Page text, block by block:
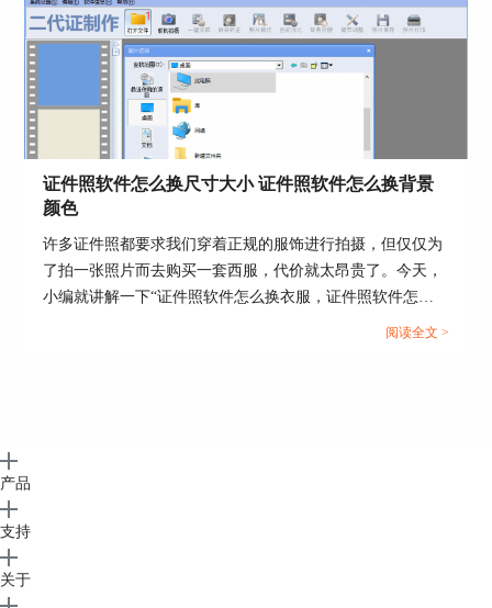
图3：证照之星 XE
下面为大家演示一下如何使用证照之星 XE软件来
对结婚证件照进行p图处理。
首先，在证照之星 XE打开我们的证件照片，可以
看到人物脸上高光比较明显，同时整体色彩及亮度
偏暗，选择“细节处理”中的“去除皮肤高光”，打开
调整界面。
证件照软件怎么换尺寸大小 证件照软件怎么换背景
颜色
许多证件照都要求我们穿着正规的服饰进行拍摄，但仅仅为
了拍一张照片而去购买一套西服，代价就太昂贵了。今天，
小编就讲解一下“证件照软件怎么换衣服，证件照软件怎么
换底色”这两个问题，并向大家演示如何使用证件照编辑软
阅读全文 >
产品
支持
关于